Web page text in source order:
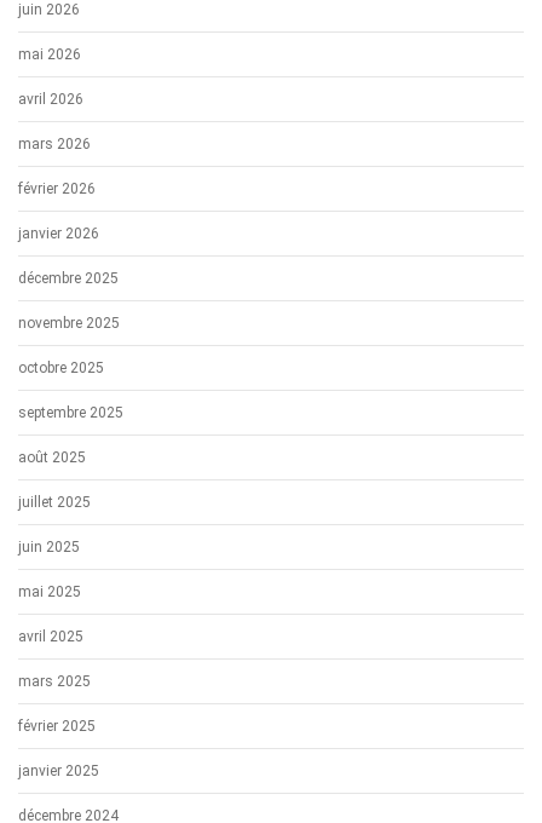
juin 2026
mai 2026
avril 2026
mars 2026
février 2026
janvier 2026
décembre 2025
novembre 2025
octobre 2025
septembre 2025
août 2025
juillet 2025
juin 2025
mai 2025
avril 2025
mars 2025
février 2025
janvier 2025
décembre 2024